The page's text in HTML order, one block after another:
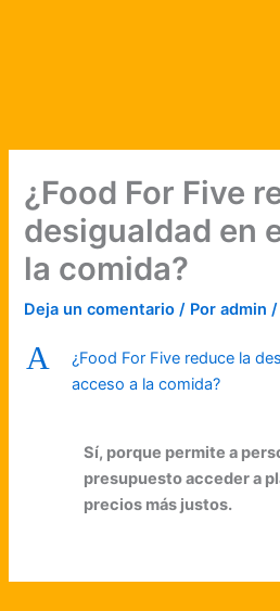
¿Food For Five
desigualdad en
la comida?
Deja un comentario / Poradmin
A
¿Food For Five reduce la
acceso a la comida?
Sí, porque permite a
presupuesto acceder a
precios más justos.